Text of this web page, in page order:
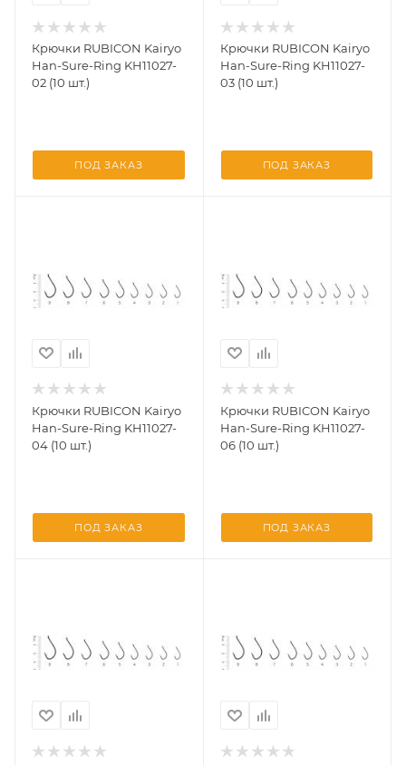
Крючки RUBICON Kairyo
Han-Sure-Ring KH11027-
02 (10 шт.)
ПОД ЗАКАЗ
Крючки RUBICON Kairyo
Han-Sure-Ring KH11027-
03 (10 шт.)
ПОД ЗАКАЗ
Крючки RUBICON Kairyo
Han-Sure-Ring KH11027-
04 (10 шт.)
ПОД ЗАКАЗ
Крючки RUBICON Kairyo
Han-Sure-Ring KH11027-
06 (10 шт.)
ПОД ЗАКАЗ